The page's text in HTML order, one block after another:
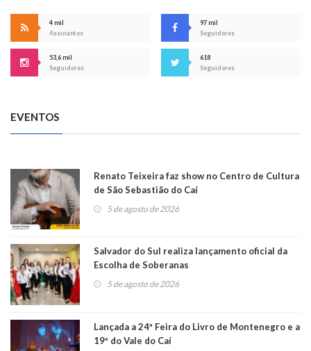
4 mil
Assinantes
97 mil
Seguidores
53,6 mil
Seguidores
618
Seguidores
EVENTOS
Renato Teixeira faz show no Centro de Cultura
de São Sebastião do Caí
5 de agosto de 2026
Salvador do Sul realiza lançamento oficial da
Escolha de Soberanas
5 de agosto de 2026
Lançada a 24ª Feira do Livro de Montenegro e a
19ª do Vale do Caí